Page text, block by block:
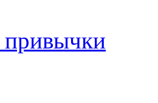
привычки